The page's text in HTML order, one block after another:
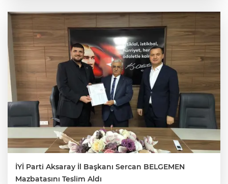
İYİ Parti Aksaray İl Başkanı Sercan BELGEMEN
Mazbatasını Teslim Aldı